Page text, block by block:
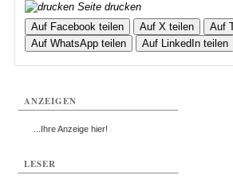
Seite drucken
Auf Facebook teilen
Auf X teilen
Auf
Auf WhatsApp teilen
Auf LinkedIn teilen
ANZEIGEN
...Ihre Anzeige hier!
LESER